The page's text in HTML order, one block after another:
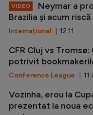
VIDEO
Neymar a
Brazilia și acum
Internațional | 12:11
CFR Cluj vs
potrivit
Conference League |
Vozinha, erou la
prezentat la noua